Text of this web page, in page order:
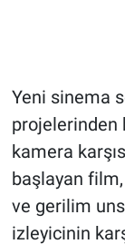
Yeni sinema
projelerinden
kamera
başlayan film,
ve gerilim
izleyicinin